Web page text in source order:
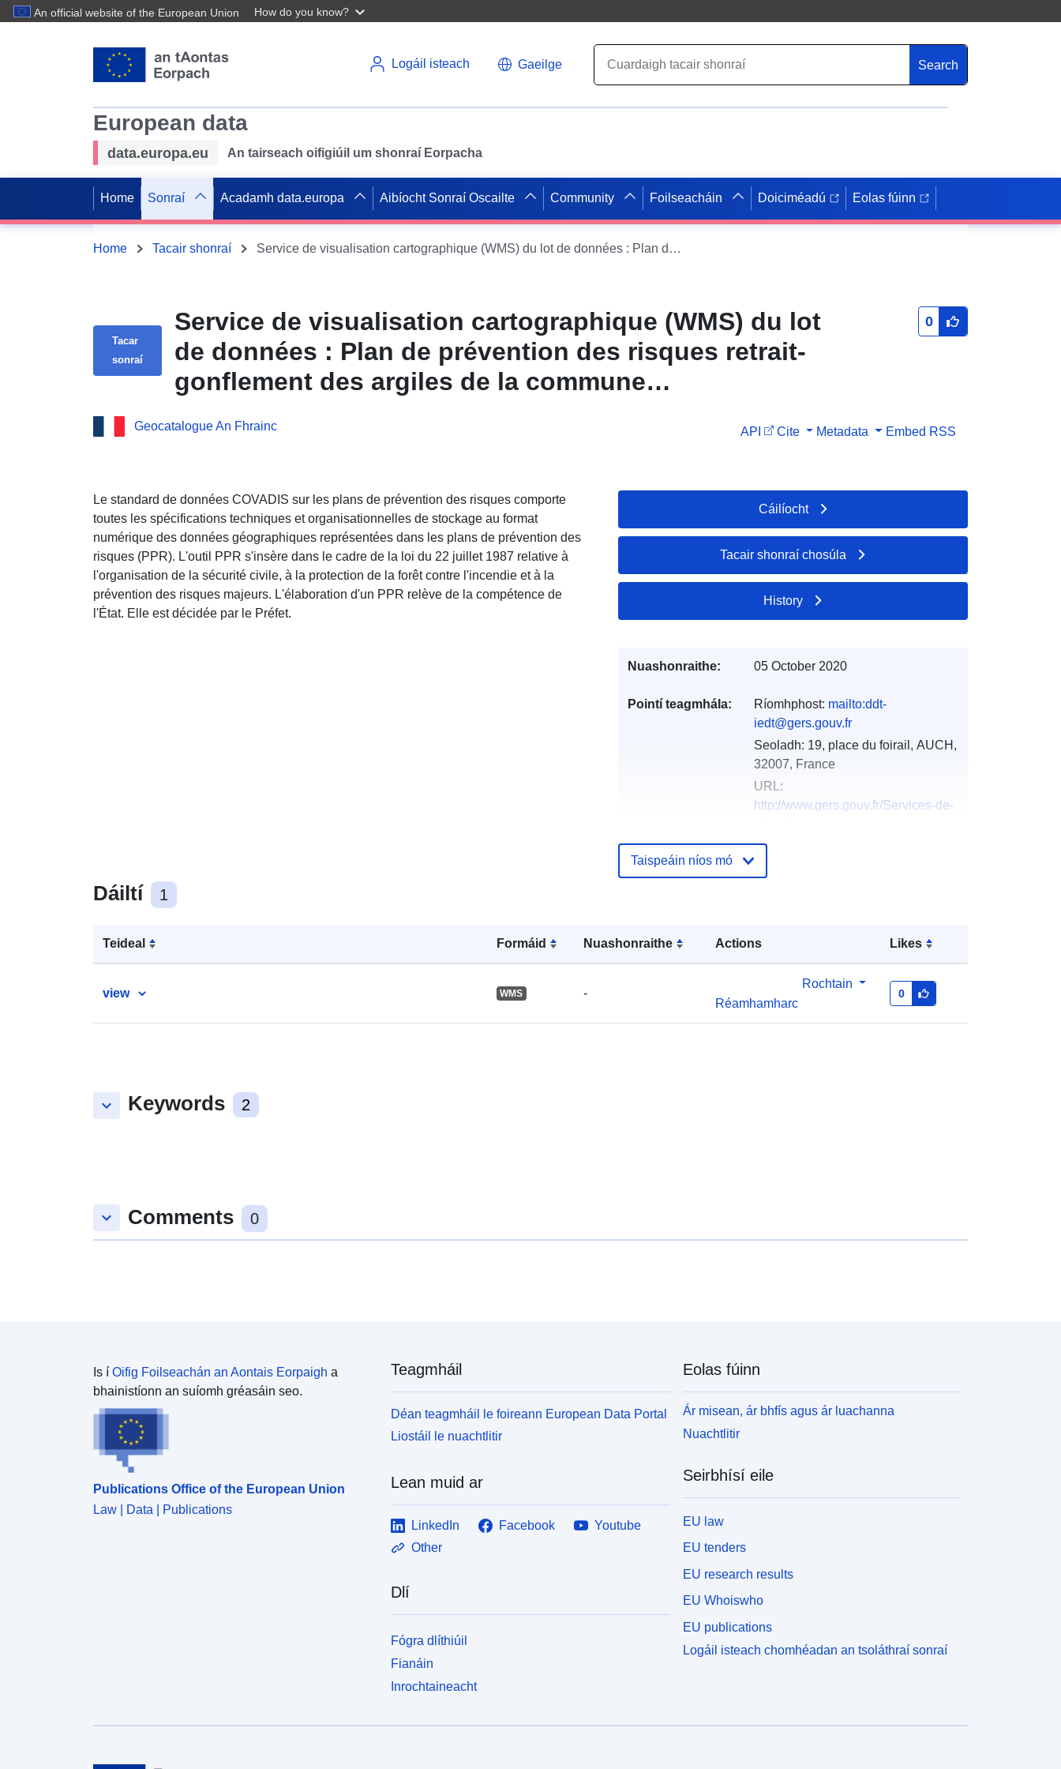
An official website of the European Union How do you know?
Logáil isteach Gaeilge Search
European data
data.europa.eu An tairseach oifigiúil um shonraí Eorpacha
Home Sonraí Acadamh data.europa Aibíocht Sonraí Oscailte Community Foilseacháin Doiciméadú Eolas fúinn
Home Tacair shonraí Service de visualisation cartographique (WMS) du lot de données : Plan de prévention des risques retrait-gonflement des argiles de la commune Escorneboeuf (Gers)
Tacar
sonraí
Service de visualisation cartographique (WMS) du lot
de données : Plan de prévention des risques retrait-
gonflement des argiles de la commune
0
Geocatalogue An Fhrainc API Cite Metadata Embed RSS
Le standard de données COVADIS sur les plans de prévention des risques comporte
toutes les spécifications techniques et organisationnelles de stockage au format
numérique des données géographiques représentées dans les plans de prévention des
risques (PPR). L'outil PPR s'insère dans le cadre de la loi du 22 juillet 1987 relative à
l'organisation de la sécurité civile, à la protection de la forêt contre l'incendie et à la
prévention des risques majeurs. L'élaboration d'un PPR relève de la compétence de
l'État. Elle est décidée par le Préfet.
Dáiltí 1
Teideal Formáid Nuashonraithe Actions Likes
view WMS -
Rochtain
Réamhamharc
0
keyboard_arrow_down Keywords 2
Cáilíocht
Tacair shonraí chosúla
History
Nuashonraithe: 05 October 2020
Pointí teagmhála: Ríomhphost: mailto:ddt-
iedt@gers.gouv.fr
Seoladh: 19, place du foirail, AUCH,
32007, France
URL:
http://www.gers.gouv.fr/Services-de-
amenag...
01 October 2022
http://catalogue.geo-
ide.developpement-
durable.gouv.fr/service/fr-
Taispeáin níos mó
keyboard_arrow_down Comments 0
Is í Oifig Foilseachán an Aontais Eorpaigh a
bhainistíonn an suíomh gréasáin seo.
Publications Office of the European Union
Law | Data | Publications
Teagmháil
Déan teagmháil le foireann European Data Portal
Liostáil le nuachtlitir
Lean muid ar
LinkedIn Facebook
Youtube
Other
Dlí
Fógra dlíthiúil
Fianáin
Inrochtaineacht
Eolas fúinn
Ár misean, ár bhfís agus ár luachanna
Nuachtlitir
Seirbhísí eile
EU law
EU tenders
EU research results
EU Whoiswho
EU publications
Logáil isteach chomhéadan an tsoláthraí sonraí